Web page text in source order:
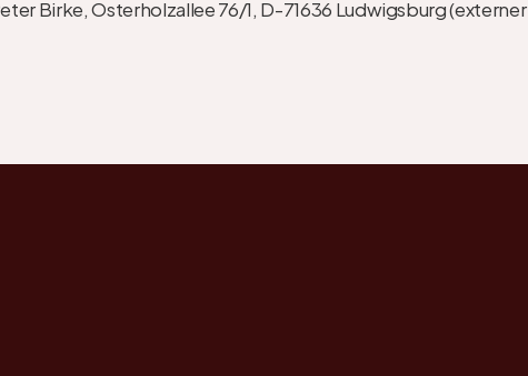
Birke, Osterholzallee 76/1, D-71636 Ludwigsburg (externer